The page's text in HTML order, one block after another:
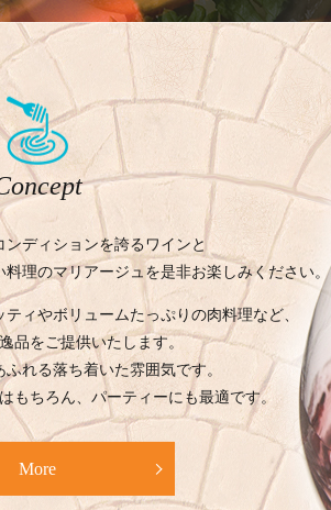
ディションを誇るワインと
料理のマリアージュを是非お楽しみください。
ティやボリュームたっぷりの肉料理など、
品をご提供いたします。
れる落ち着いた雰囲気です。
もちろん、 パーティーにも最適です。
More